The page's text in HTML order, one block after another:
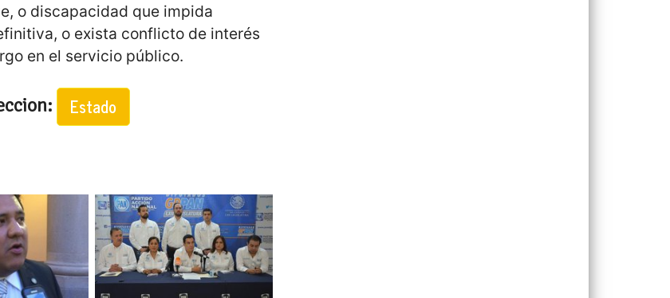
o discapacidad que impida
o exista conflicto de interés
en el servicio público.
Estado